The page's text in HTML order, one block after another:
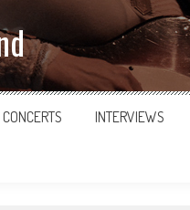
CONCERTS INTERVIEWS